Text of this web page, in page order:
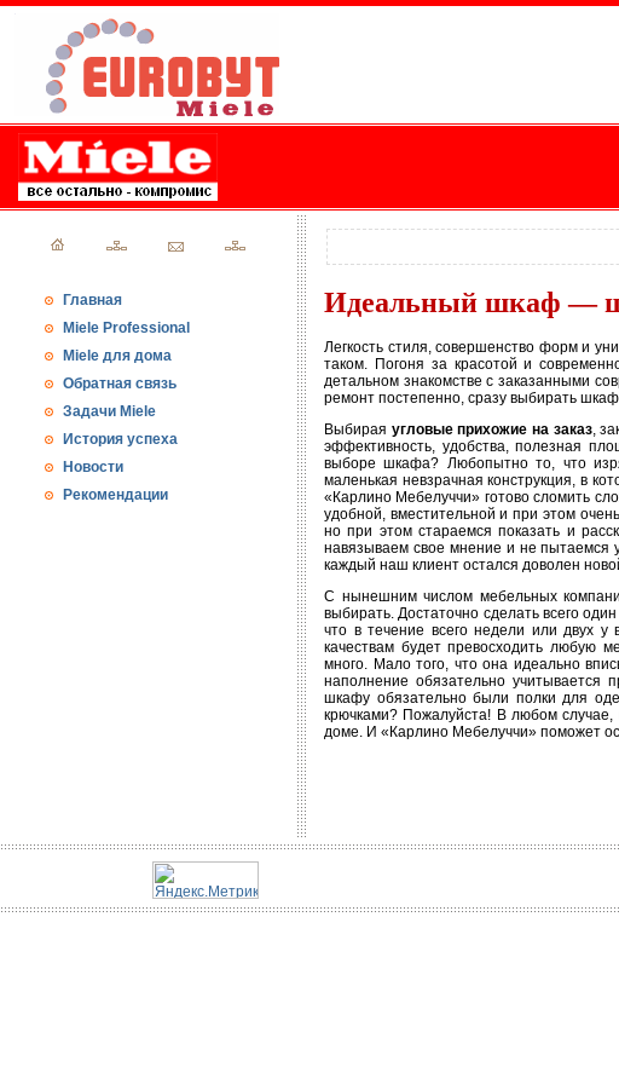
Главная
Miele Professional
Miele для дома
Обратная связь
Задачи Miele
История успеха
Новости
Рекомендации
Идеальный шкаф —
Легкость стиля, совершенство форм и
таком. Погоня за красотой и
детальном знакомстве с заказанными
ремонт постепенно, сразу выбирать
Выбирая угловые прихожие на заказ,
эффективность, удобства, полезная
выборе шкафа? Любопытно то, что
маленькая невзрачная конструкция, в
«Карлино Мебелуччи» готово сломить
удобной, вместительной и при этом
но при этом стараемся показать и
навязываем свое мнение и не пытаемся
каждый наш клиент остался доволен
С нынешним числом мебельных
выбирать. Достаточно сделать всего
что в течение всего недели или двух
качествам будет превосходить любую
много. Мало того, что она идеально
наполнение обязательно учитывается
шкафу обязательно были полки для
крючками? Пожалуйста! В любом
доме. И «Карлино Мебелуччи» поможет